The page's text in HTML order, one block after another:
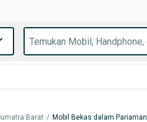
Barat / Mobil Bekas dalam